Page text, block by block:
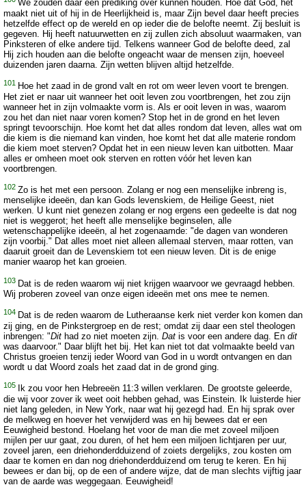
We zouden daar een prediking over kunnen houden. Hoe dat God, het
maakt niet uit of hij in de Heerlijkheid is, maar Zijn bevel daar heeft precies
hetzelfde effect op de wereld en op ieder die de belofte neemt. Zij besluit is
gegeven. Hij heeft natuurwetten en zij zullen zich absoluut waarmaken, van
Pinksteren of elke andere tijd. Telkens wanneer God de belofte deed, zal
Hij zich houden aan die belofte ongeacht waar de mensen zijn, hoeveel
duizenden jaren daarna. Zijn wetten blijven altijd hetzelfde.
101 Hoe het zaad in de grond valt en rot om weer leven voort te brengen.
Het ziet er naar uit wanneer het ooit leven zou voortbrengen, het zou zijn
wanneer het in zijn volmaakte vorm is. Als er ooit leven in was, waarom
zou het dan niet naar voren komen? Stop het in de grond en het leven
springt tevoorschijn. Hoe komt het dat alles rondom dat leven, alles wat om
die kiem is die niemand kan vinden, hoe komt het dat alle materie rondom
die kiem moet sterven? Opdat het in een nieuw leven kan uitbotten. Maar
alles er omheen moet ook sterven en rotten vóór het leven kan
voortbrengen.
102 Zo is het met een persoon. Zolang er nog een menselijke inbreng is,
menselijke ideeën, dan kan Gods levenskiem, de Heilige Geest, niet
werken. U kunt niet genezen zolang er nog ergens een gedeelte is dat nog
niet is weggerot; het heeft alle menselijke beginselen, alle
wetenschappelijke ideeën, al het zogenaamde: "de dagen van wonderen
zijn voorbij." Dat alles moet niet alleen allemaal sterven, maar rotten, van
daaruit groeit dan de Levenskiem tot een nieuw leven. Dit is de enige
manier waarop het kan groeien.
103 Dat is de reden waarom wij niet krijgen waarvoor we gevraagd hebben.
Wij proberen zoveel van onze eigen ideeën met ons mee te nemen.
104 Dat is de reden waarom de Lutheraanse kerk niet verder kon komen dan
zij ging, en de Pinkstergroep en de rest; omdat zij daar een stel theologen
inbrengen: "Dit had zo niet moeten zijn. Dat is voor een andere dag. En dit
was daarvoor." Daar blijft het bij. Het kan niet tot dat volmaakte beeld van
Christus groeien tenzij ieder Woord van God in u wordt ontvangen en dan
wordt u dat Woord zoals het zaad dat in de grond ging.
105
Ik zou voor hen Hebreeën 11:3 willen verklaren. De grootste geleerde,
die wij voor zover ik weet ooit hebben gehad, was Einstein. Ik luisterde hier
niet lang geleden, in New York, naar wat hij gezegd had. En hij sprak over
de melkweg en hoever het verwijderd was en hij bewees dat er een
Eeuwigheid bestond. Hoelang het voor de man die met zoveel miljoen
mijlen per uur gaat, zou duren, of het hem een miljoen lichtjaren per uur,
zoveel jaren, een driehonderdduizend of zoiets dergelijks, zou kosten om
daar te komen en dan nog driehonderdduizend om terug te keren. En hij
bewees er dan bij, op de een of andere wijze, dat de man slechts vijftig jaar
van de aarde was weggegaan. Eeuwigheid!